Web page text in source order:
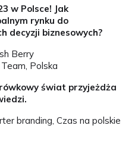
w Polsce! Jak
rynku do
decyzji biznesowych?
Berry
Polska
świat przyjeżdża
branding, Czas na polskie